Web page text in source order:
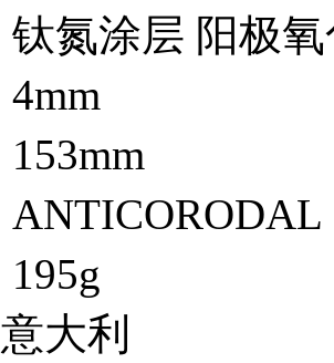
钛氮涂层 阳极
4mm
153mm
ANTICORODAL
195g
意大利